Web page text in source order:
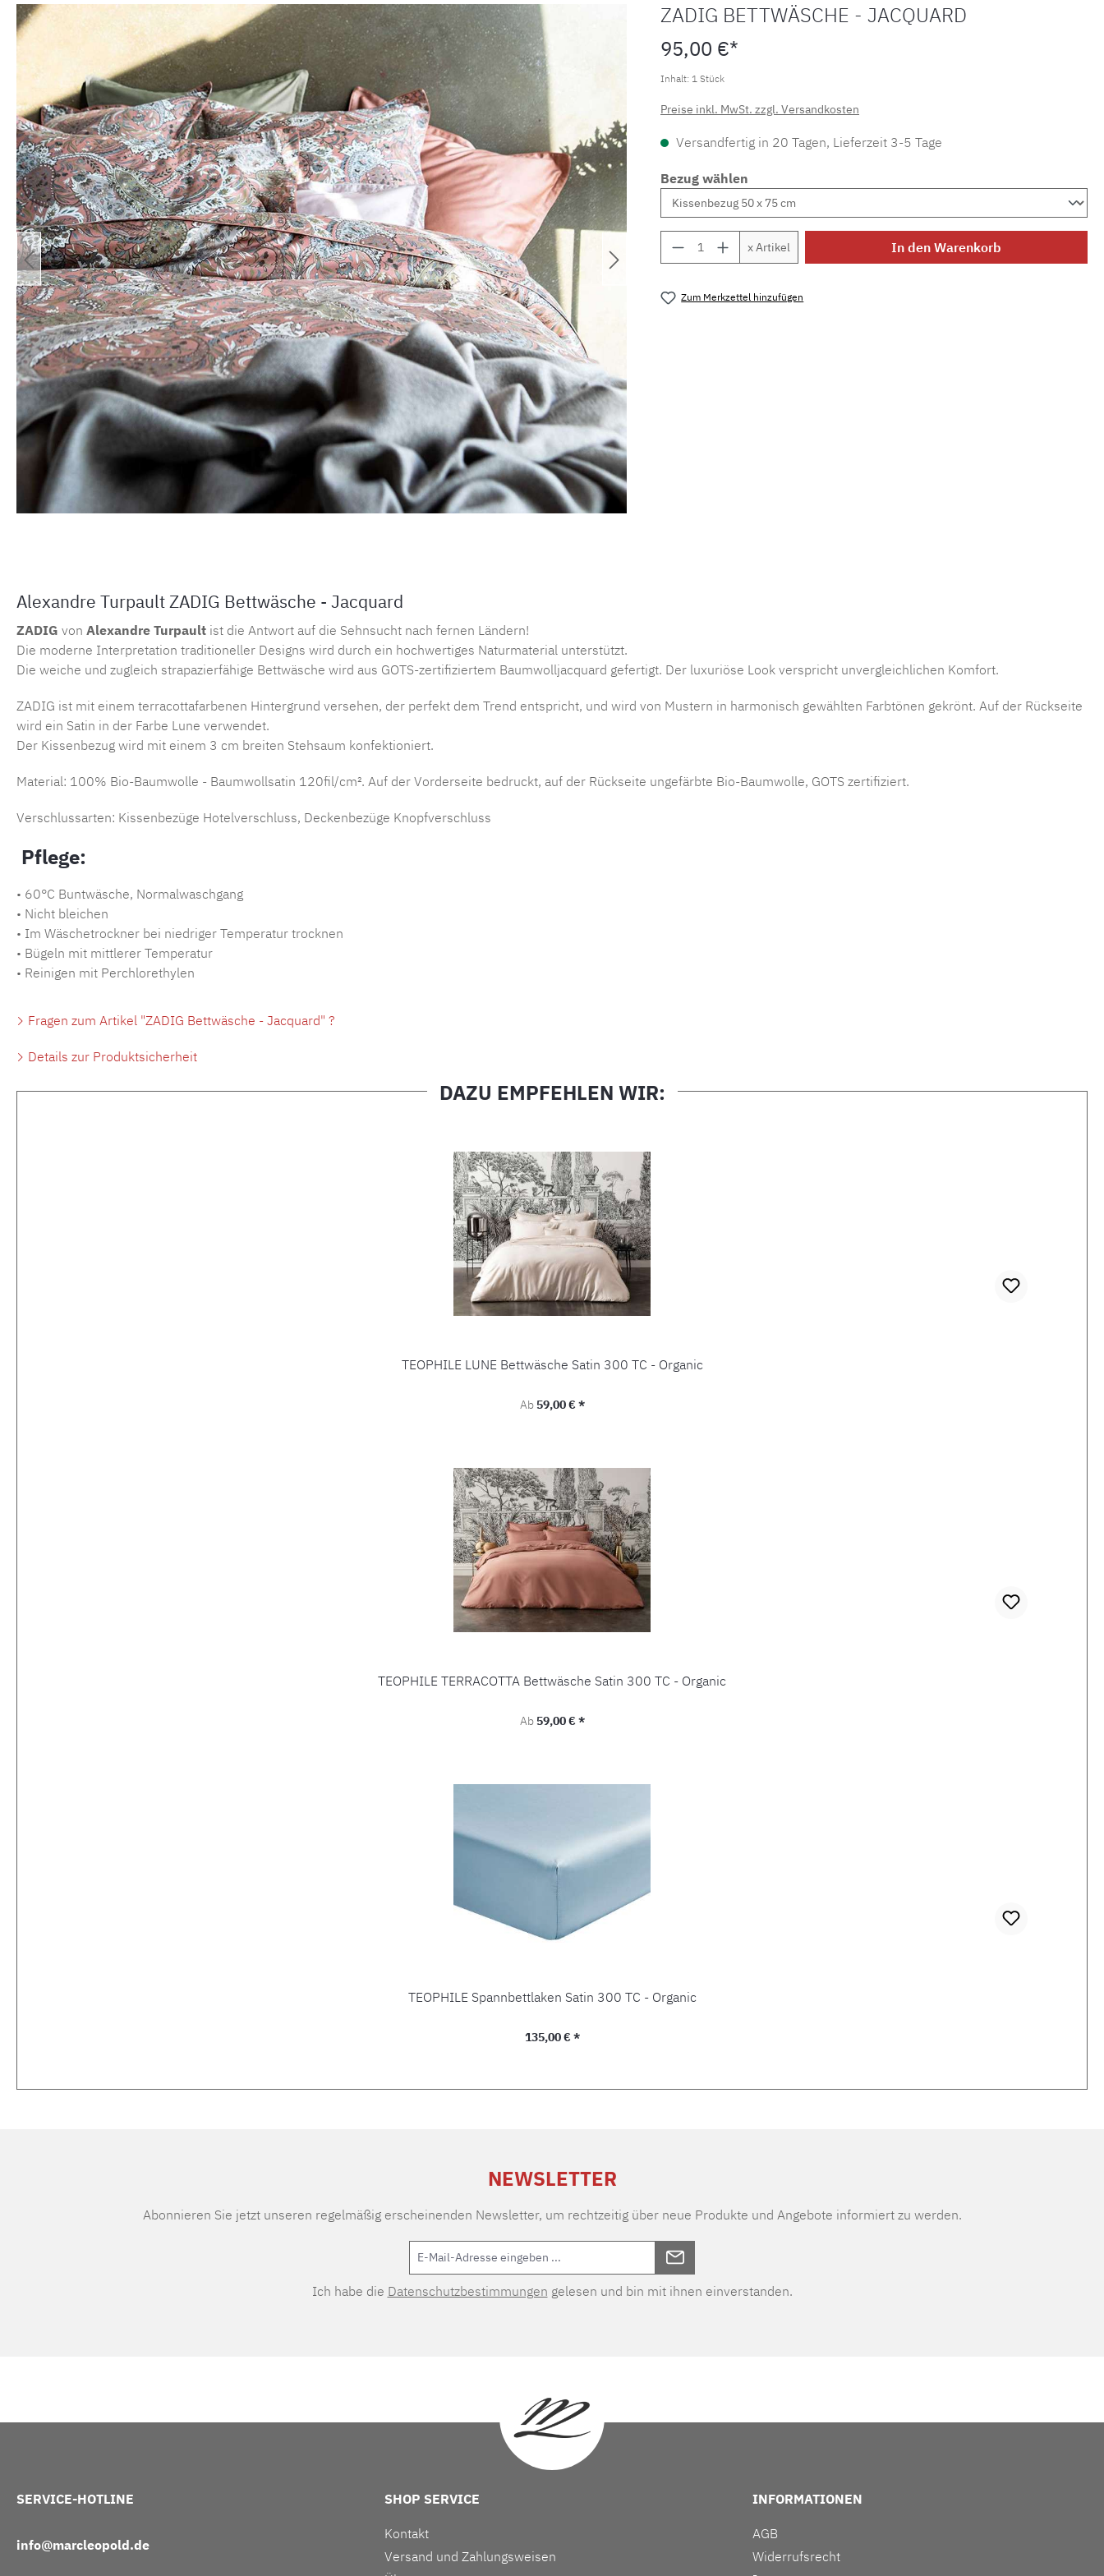
Bildergalerie überspringen
ZADIG BETTWÄSCHE - JACQUARD
95,00 €*
Inhalt: 1 Stück
Preise inkl. MwSt. zzgl. Versandkosten
Versandfertig in 20 Tagen, Lieferzeit 3-5 Tage
Bezug wählen
Produkt Anzahl: Gib den gewünschten Wert ein
x Artikel In den Warenkorb
Zum Merkzettel hinzufügen
Alexandre Turpault ZADIG Bettwäsche - Jacquard
ZADIG von Alexandre Turpault ist die Antwort auf die Sehnsucht nach fernen Ländern!
Die moderne Interpretation traditioneller Designs wird durch ein hochwertiges Naturmaterial unterstützt.
Die weiche und zugleich strapazierfähige Bettwäsche wird aus GOTS-zertifiziertem Baumwolljacquard gefertigt. Der luxuriöse Look verspricht unvergleichlichen Komfort.
ZADIG ist mit einem terracottafarbenen Hintergrund versehen, der perfekt dem Trend entspricht, und wird von Mustern in harmonisch gewählten Farbtönen gekrönt. Auf der Rückseite
wird ein Satin in der Farbe Lune verwendet.
Der Kissenbezug wird mit einem 3 cm breiten Stehsaum konfektioniert.
Material: 100% Bio-Baumwolle - Baumwollsatin 120fil/cm². Auf der Vorderseite bedruckt, auf der Rückseite ungefärbte Bio-Baumwolle, GOTS zertifiziert.
Verschlussarten: Kissenbezüge Hotelverschluss, Deckenbezüge Knopfverschluss
Pflege:
• 60°C Buntwäsche, Normalwaschgang
• Nicht bleichen
• Im Wäschetrockner bei niedriger Temperatur trocknen
• Bügeln mit mittlerer Temperatur
• Reinigen mit Perchlorethylen
Fragen zum Artikel "ZADIG Bettwäsche - Jacquard" ?
Details zur Produktsicherheit
DAZU EMPFEHLEN WIR:
TEOPHILE LUNE Bettwäsche Satin 300 TC - Organic
Regulärer Preis:
Ab 59,00 € *
TEOPHILE TERRACOTTA Bettwäsche Satin 300 TC - Organic
Regulärer Preis:
Ab 59,00 € *
TEOPHILE Spannbettlaken Satin 300 TC - Organic
Regulärer Preis:
135,00 € *
NEWSLETTER
Abonnieren Sie jetzt unseren regelmäßig erscheinenden Newsletter, um rechtzeitig über neue Produkte und Angebote informiert zu werden.
Ich habe die Datenschutzbestimmungen gelesen und bin mit ihnen einverstanden.
SERVICE-HOTLINE
info@marcleopold.de
SHOP SERVICE
Kontakt
Versand und Zahlungsweisen
INFORMATIONEN
AGB
Widerrufsrecht